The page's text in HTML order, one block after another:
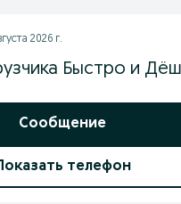
2026 г.
Быстро и
Сообщение
Показать телефон